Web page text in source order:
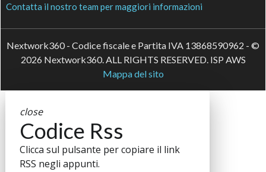
Contatta il nostro team per maggiori informazioni
Nextwork360 - Codice fiscale e Partita IVA 13868590962 - ©
2026 Nextwork360. ALL RIGHTS RESERVED. ISP AWS
Mappa del sito
close
Codice Rss
Clicca sul pulsante per copiare il link
RSS negli appunti.